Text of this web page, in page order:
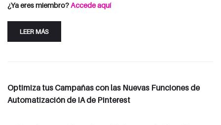
¿Ya eres miembro?Accede aquí
LEER MÁS
Optimiza tus Campañas con las Nuevas Funciones de
Automatización de IA de Pinterest